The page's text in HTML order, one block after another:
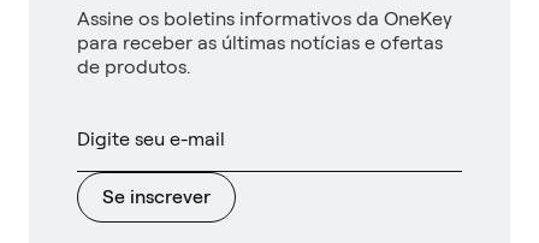
Assine os boletins informativos da OneKey
para receber as últimas notícias e ofertas
de produtos.
Se inscrever